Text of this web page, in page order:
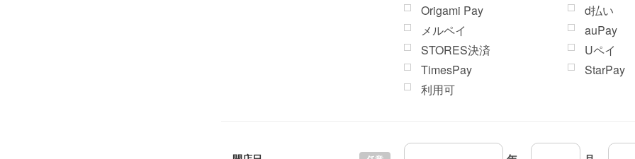
Origami Pay
d払い
メルペイ
auPay
STORES決済
Uペイ
TimesPay
StarPay
利用可